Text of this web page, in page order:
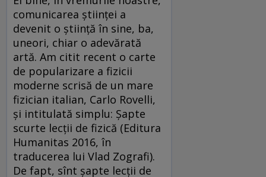
comunicarea științei a
devenit o știință în sine, ba,
uneori, chiar o adevărată
artă. Am citit recent o carte
de popularizare a fizicii
moderne scrisă de un mare
fizician italian, Carlo Rovelli,
și intitulată simplu: Șapte
scurte lecții de fizică (Editura
Humanitas 2016, în
traducerea lui Vlad Zografi).
De fapt, sînt șapte lecții de